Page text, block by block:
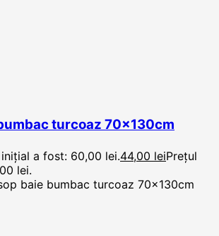
turcoaz 70x130cm
a fost: 60,00 lei.44,00 leiPrețul
lei.
baie bumbac turcoaz 70x130cm